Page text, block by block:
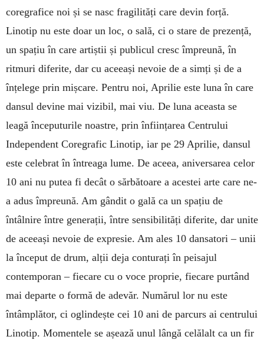
coregrafice noi și se nasc fragilități care devin forță.
Linotip nu este doar un loc, o sală, ci o stare de prezență,
un spațiu în care artiștii și publicul cresc împreună, în
ritmuri diferite, dar cu aceeași nevoie de a simți și de a
înțelege prin mișcare. Pentru noi, Aprilie este luna în care
dansul devine mai vizibil, mai viu. De luna aceasta se
leagă începuturile noastre, prin înființarea Centrului
Independent Coregrafic Linotip, iar pe 29 Aprilie, dansul
este celebrat în întreaga lume. De aceea, aniversarea celor
10 ani nu putea fi decât o sărbătoare a acestei arte care ne-
a adus împreună. Am gândit o gală ca un spațiu de
întâlnire între generații, între sensibilități diferite, dar unite
de aceeași nevoie de expresie. Am ales 10 dansatori – unii
la început de drum, alții deja conturați în peisajul
contemporan – fiecare cu o voce proprie, fiecare purtând
mai departe o formă de adevăr. Numărul lor nu este
întâmplător, ci oglindește cei 10 ani de parcurs ai centrului
Linotip. Momentele se așează unul lângă celălalt ca un fir